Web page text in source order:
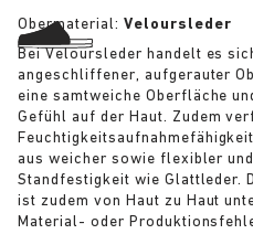
Obermaterial: Veloursleder
Bei Veloursleder handelt es
angeschliffener, aufgerauter
eine samtweiche Oberfläche
Gefühl auf der Haut. Zudem
aus weicher sowie flexibler
Standfestigkeit wie Glattleder.
ist zudem von Haut zu Haut
Material- oder